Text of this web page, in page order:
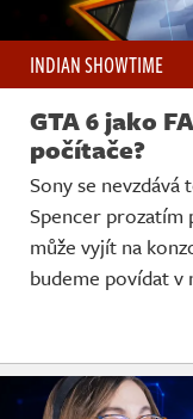
INDIAN SHOWTIME
GTA 6 jako
počítače?
Sony se
Spencer prozatím
může vyjít na
budeme povídat v